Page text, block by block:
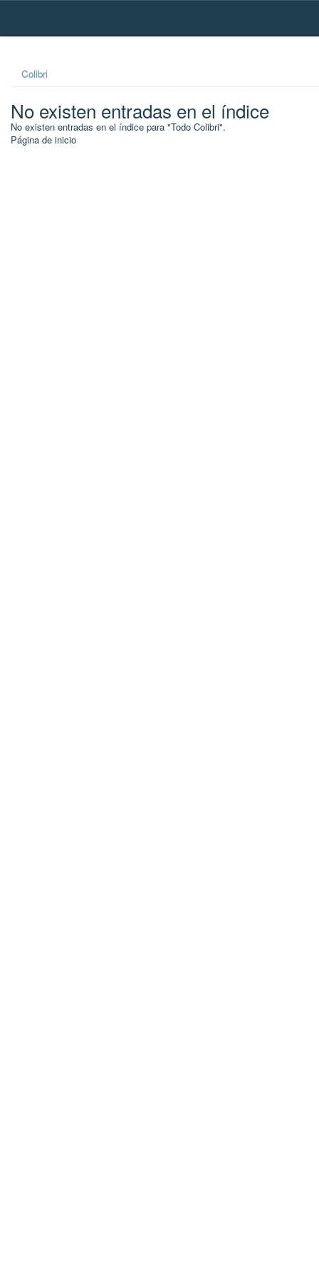
Skip
Colibri
No existen entradas en el índice
No existen entradas en el índice para "Todo Colibri".
Página de inicio